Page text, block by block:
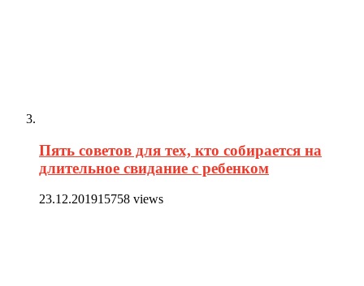
Пять советов для тех, кто собирается на
длительное свидание с ребенком
23.12.201915758 views